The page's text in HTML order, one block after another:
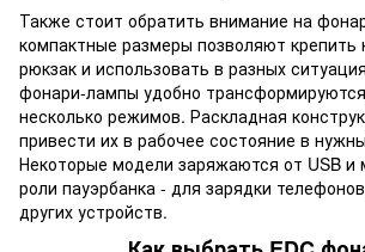
Также стоит обратить внимание на
компактные размеры позволяют
рюкзак и использовать в разных
фонари-лампы удобно
несколько режимов. Раскладная
привести их в рабочее состояние в
Некоторые модели заряжаются от USB и
роли пауэрбанка - для зарядки
других устройств.